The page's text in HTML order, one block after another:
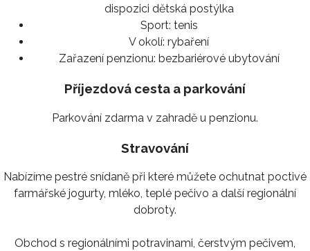
dispozici dětská postýlka
Sport: tenis
V okolí: rybaření
Zařazení penzionu: bezbariérové ubytování
Příjezdová cesta a parkování
Parkování zdarma v zahradě u penzionu.
Stravování
Nabízíme pestré snídaně při které můžete ochutnat poctivé
farmářské jogurty, mléko, teplé pečivo a další regionální
dobroty.
Obchod s regionálními potravinami, čerstvým pečivem,